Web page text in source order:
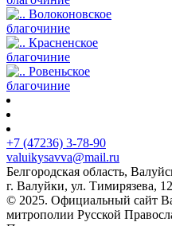
Волоконовское
благочиние
Красненское
благочиние
Ровеньское
благочиние
+7 (47236) 3-78-90
valuikysavva@mail.ru
Белгородская область,
г. Валуйки, ул. Тимирязева,
© 2025. Официальный сайт
митрополии Русской